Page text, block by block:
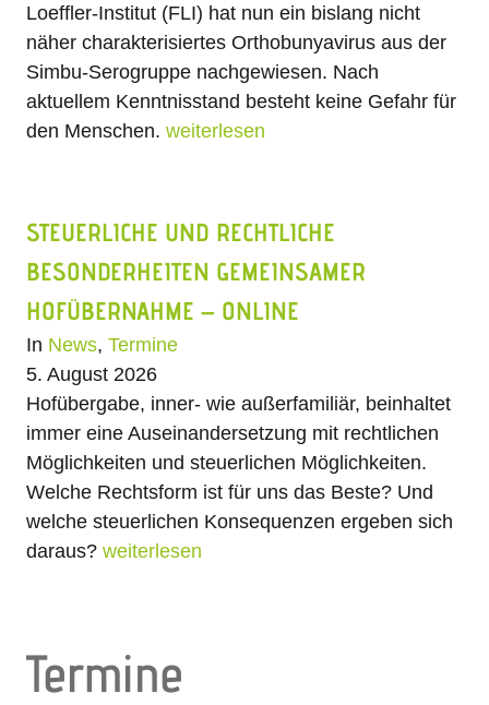
Loeffler-Institut (FLI) hat nun ein bislang nicht
näher charakterisiertes Orthobunyavirus aus der
Simbu-Serogruppe nachgewiesen. Nach
aktuellem Kenntnisstand besteht keine Gefahr für
den Menschen. weiterlesen
STEUERLICHE UND RECHTLICHE
BESONDERHEITEN GEMEINSAMER
HOFÜBERNAHME – ONLINE
In News, Termine
5. August 2026
Hofübergabe, inner- wie außerfamiliär, beinhaltet
immer eine Auseinandersetzung mit rechtlichen
Möglichkeiten und steuerlichen Möglichkeiten.
Welche Rechtsform ist für uns das Beste? Und
welche steuerlichen Konsequenzen ergeben sich
daraus?weiterlesen
Termine